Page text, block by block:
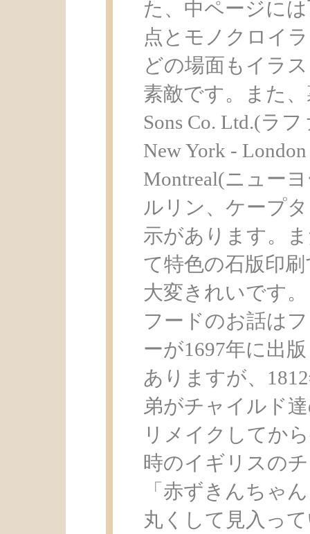
た、中ページに
点とモノクロイ
どの場面もイラ
素敵です。また、
Sons Co. Ltd.(ラ
New York -
Montreal(ニュー
ルリン、ケープ
示があります。
て特色の石版印
大変きれいです
フードのお話は
ーが1697年に出
ありますが、
弟がチャイルド
リメイクしてか
時のイギリスの
「赤ずきんちゃ
丸くして見入っ